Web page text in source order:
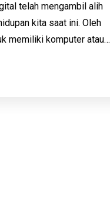
telah mengambil alih
kita saat ini. Oleh
memiliki komputer atau…